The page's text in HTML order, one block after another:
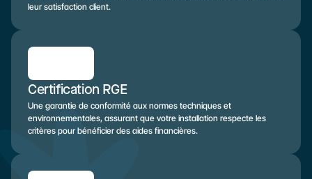
leur satisfaction client.
Certification RGE
Une garantie de conformité aux normes techniques et
environnementales, assurant que votre installation respecte les
critères pour bénéficier des aides financières.